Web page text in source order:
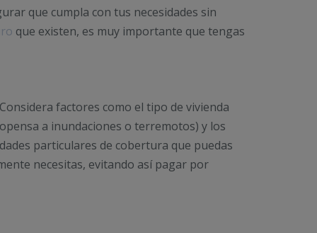
que cumpla con tus necesidades sin
que existen, es muy importante que tengas
factores como el tipo de vivienda
a inundaciones o terremotos) y los
particulares de cobertura que puedas
necesitas, evitando así pagar por